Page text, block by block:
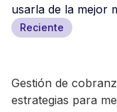
usarla de la mejor
Reciente
Gestión de
estrategias para